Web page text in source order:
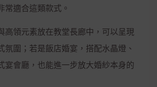
常適合這類款式。
高領元素放在教堂長廊中，可以呈現
氛圍；若是飯店婚宴，搭配水晶燈、
宴會廳，也能進一步放大婚紗本身的